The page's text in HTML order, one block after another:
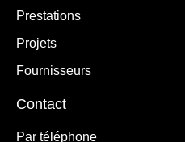
Prestations
Projets
Fournisseurs
Contact
Par téléphone